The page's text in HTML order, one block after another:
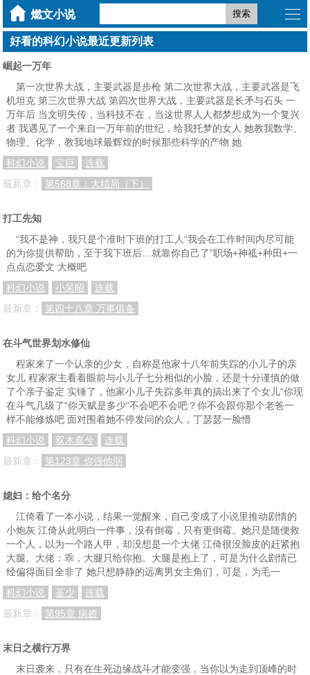
搜索
好看的科幻小说最近更新列表
崛起一万年
第一次世界大战，主要武器是步枪 第二次世界大战，主要武器是飞
机坦克 第三次世界大战 第四次世界大战，主要武器是长矛与石头 一
万年后 当文明失传，当科技不在，当这世界人人都梦想成为一个复兴
者 我遇见了一个来自一万年前的世纪，给我托梦的女人 她教我数学、
物理、化学，教我地球最辉煌的时候那些科学的产物 她
科幻小说
宝巨
连载
最新章：
第568章：大结局（下）
打工先知
“我不是神，我只是个准时下班的打工人“我会在工作时间内尽可能
的为你提供帮助，至于我下班后…就靠你自己了”职场+神祗+种田+一
点点恋爱文 大概吧
科幻小说
小呆昭
连载
最新章：
第四十八章 万事俱备
在斗气世界划水修仙
程家来了一个认亲的少女，自称是他家十八年前失踪的小儿子的亲
女儿 程家家主看着眼前与小儿子七分相似的小脸，还是十分谨慎的做
了个亲子鉴定 实锤了，他家小儿子失踪多年真的搞出来了个女儿“你现
在斗气几级了“你天赋是多少“不会吧不会吧？你不会跟你那个老爸一
样不能修炼吧 面对围着她不停发问的众人，丁瑟瑟一脸懵
科幻小说
双木嘉兮
连载
最新章：
第123章 你强他弱
媳妇：给个名分
江倚看了一本小说，结果一觉醒来，自己变成了小说里推动剧情的
小炮灰 江倚从此明白一件事，没有倒霉，只有更倒霉。她只是随便救
一个人，以为一个路人甲，却没想是一个大佬 江倚很没脸皮的赶紧抱
大腿。大佬：乖，大腿只给你抱。大腿是抱上了，可是为什么剧情已
经偏得面目全非了 她只想静静的远离男女主角们，可是，为毛一
科幻小说
菳少
连载
最新章：
第95章 病娇
末日之横行万界
末日袭来，只有在生死边缘战斗才能变强，当你以为走到顶峰的时